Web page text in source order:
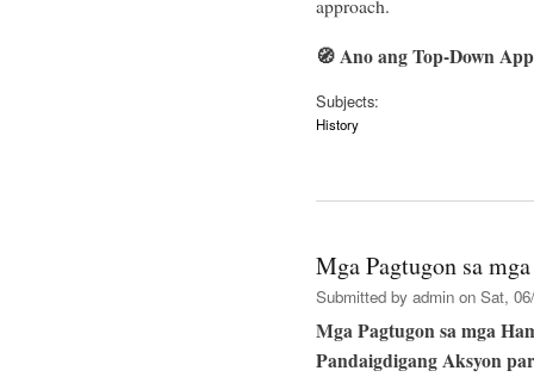
approach.
🧭 Ano ang Top-Down
Subjects:
History
Mga Pagtugon sa
Submitted by admin on Sat,
Mga Pagtugon sa mga
Pandaigdigang Aksyon